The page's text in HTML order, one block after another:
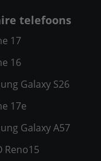
telefoons
17
16
Galaxy S26
17e
Galaxy A57
Reno15